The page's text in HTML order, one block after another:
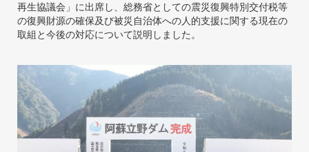
再生協議会」に出席し、総務省としての震災復興特別交付税等
の復興財源の確保及び被災自治体への人的支援に関する現在の
取組と今後の対応について説明しました。